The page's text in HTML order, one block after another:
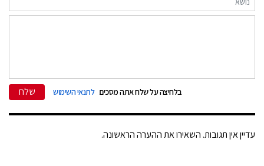
בלחיצה על שלח אתה מסכים לתנאי השימוש שלח
עדיין אין תגובות. השאירו את ההערה הראשונה.